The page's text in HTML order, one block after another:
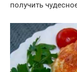
получить